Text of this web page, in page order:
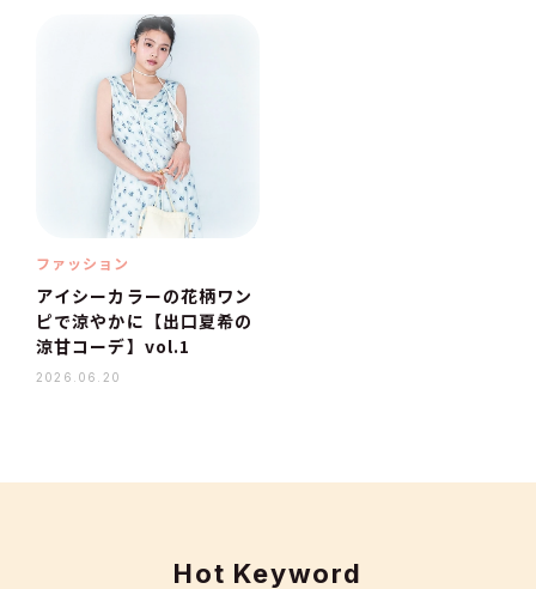
ファッション
アイシーカラーの花柄ワン
ピで涼やかに【出口夏希の
涼甘コーデ】vol.1
2026.06.20
Hot Keyword